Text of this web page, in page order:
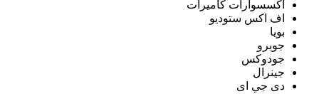
اكسسوارات كاميرات
اف اكس ستوديو
بويا
جوبرو
جودوكس
جينرال
دى جي اى